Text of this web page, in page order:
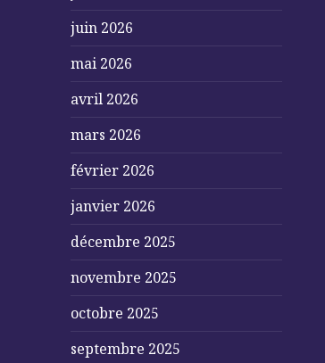
juin 2026
mai 2026
avril 2026
mars 2026
février 2026
janvier 2026
décembre 2025
novembre 2025
octobre 2025
septembre 2025